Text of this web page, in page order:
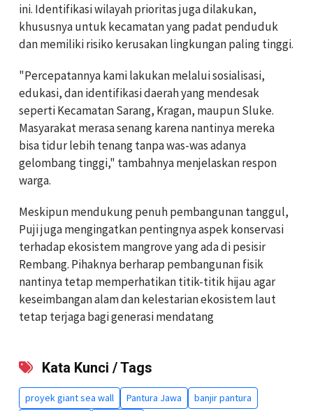
ini. Identifikasi wilayah prioritas juga dilakukan,
khususnya untuk kecamatan yang padat penduduk
dan memiliki risiko kerusakan lingkungan paling tinggi.
"Percepatannya kami lakukan melalui sosialisasi,
edukasi, dan identifikasi daerah yang mendesak
seperti Kecamatan Sarang, Kragan, maupun Sluke.
Masyarakat merasa senang karena nantinya mereka
bisa tidur lebih tenang tanpa was-was adanya
gelombang tinggi," tambahnya menjelaskan respon
warga.
Meskipun mendukung penuh pembangunan tanggul,
Puji juga mengingatkan pentingnya aspek konservasi
terhadap ekosistem mangrove yang ada di pesisir
Rembang. Pihaknya berharap pembangunan fisik
nantinya tetap memperhatikan titik-titik hijau agar
keseimbangan alam dan kelestarian ekosistem laut
tetap terjaga bagi generasi mendatang
Kata Kunci / Tags
proyek giant sea wall Pantura Jawa
banjir pantura